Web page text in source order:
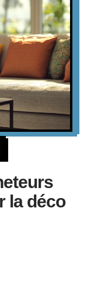
la déco